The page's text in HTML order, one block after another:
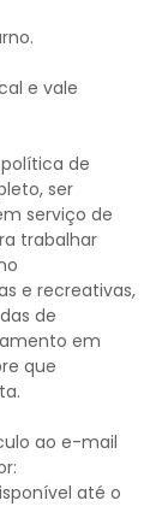
e vale
de
ser
serviço de
trabalhar
e recreativas,
de
em
que
ao e-mail
até o